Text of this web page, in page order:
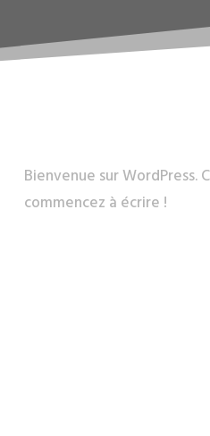
Bienvenue sur
commencez à écrire !